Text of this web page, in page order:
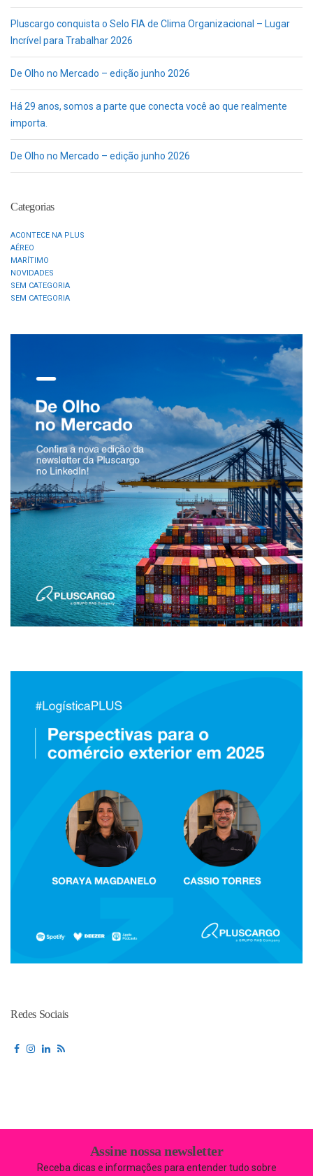
Pluscargo conquista o Selo FIA de Clima Organizacional – Lugar
Incrível para Trabalhar 2026
De Olho no Mercado – edição junho 2026
Há 29 anos, somos a parte que conecta você ao que realmente
importa.
De Olho no Mercado – edição junho 2026
Categorias
ACONTECE NA PLUS
AÉREO
MARÍTIMO
NOVIDADES
SEM CATEGORIA
SEM CATEGORIA
Redes Sociais
Assine nossa newsletter
Receba dicas e informações para entender tudo sobre